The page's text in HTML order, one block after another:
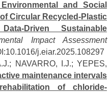
and Social
Circular Recycled-Plastic
Driven Sustainable
Impact Assessment
j.eiar.2025.108297
NAVARRO, I.J.; YEPES,
maintenance intervals
of chloride-